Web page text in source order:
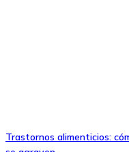
Trastornos alimenticios: